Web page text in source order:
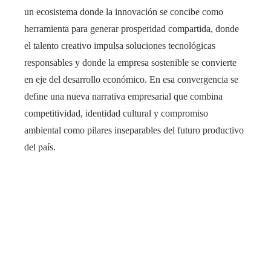
un ecosistema donde la innovación se concibe como
herramienta para generar prosperidad compartida, donde
el talento creativo impulsa soluciones tecnológicas
responsables y donde la empresa sostenible se convierte
en eje del desarrollo económico. En esa convergencia se
define una nueva narrativa empresarial que combina
competitividad, identidad cultural y compromiso
ambiental como pilares inseparables del futuro productivo
del país.